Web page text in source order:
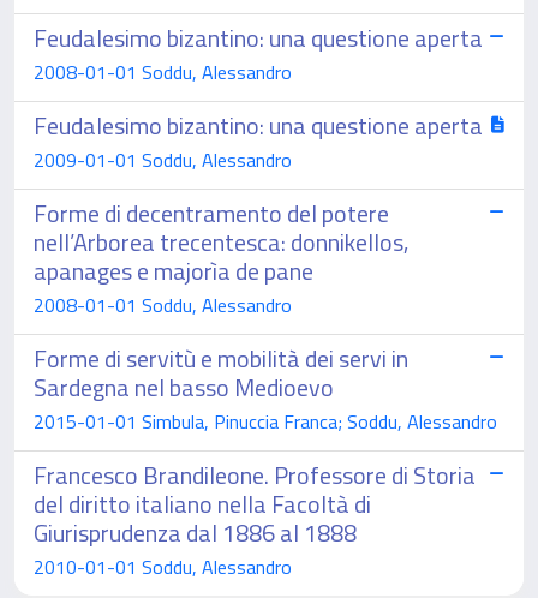
Feudalesimo bizantino: una questione aperta
2008-01-01 Soddu, Alessandro
Feudalesimo bizantino: una questione aperta
2009-01-01 Soddu, Alessandro
Forme di decentramento del potere
nell’Arborea trecentesca: donnikellos,
apanages e majorìa de pane
2008-01-01 Soddu, Alessandro
Forme di servitù e mobilità dei servi in
Sardegna nel basso Medioevo
2015-01-01 Simbula, Pinuccia Franca; Soddu, Alessandro
Francesco Brandileone. Professore di Storia
del diritto italiano nella Facoltà di
Giurisprudenza dal 1886 al 1888
2010-01-01 Soddu, Alessandro